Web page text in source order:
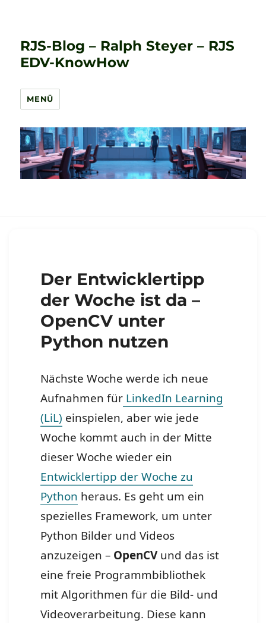
RJS-Blog – Ralph Steyer – RJS
EDV-KnowHow
MENÜ
Der Entwicklertipp
der Woche ist da –
OpenCV unter
Python nutzen
Nächste Woche werde ich neue
Aufnahmen für LinkedIn Learning
(LiL) einspielen, aber wie jede
Woche kommt auch in der Mitte
dieser Woche wieder ein
Entwicklertipp der Woche zu
Python heraus. Es geht um ein
spezielles Framework, um unter
Python Bilder und Videos
anzuzeigen – OpenCVund das ist
eine freie Programmbibliothek
mit Algorithmen für die Bild- und
Videoverarbeitung. Diese kann